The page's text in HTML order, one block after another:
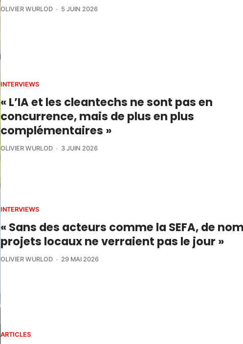
OLIVIER WURLOD 5 JUIN 2026
INTERVIEWS
« L’IA et les cleantechs ne sont pas en
concurrence, mais de plus en plus
complémentaires »
OLIVIER WURLOD 3 JUIN 2026
INTERVIEWS
« Sans des acteurs comme la SEFA, de
projets locaux ne verraient pas le jour »
OLIVIER WURLOD 29 MAI 2026
ARTICLES